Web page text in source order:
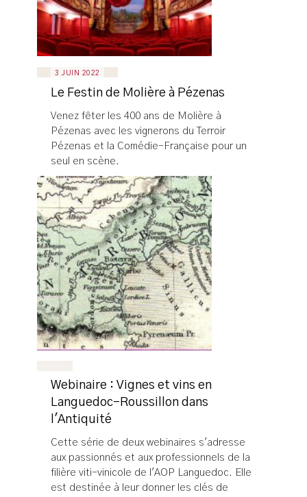
3 JUIN 2022
Le Festin de Molière à Pézenas
Venez fêter les 400 ans de Molière à
Pézenas avec les vignerons du Terroir
Pézenas et la Comédie-Française pour un
seul en scène.
Webinaire : Vignes et vins en
Languedoc-Roussillon dans
l'Antiquité
Cette série de deux webinaires s'adresse
aux passionnés et aux professionnels de la
filière viti-vinicole de l'AOP Languedoc. Elle
est destinée à leur donner les clés de